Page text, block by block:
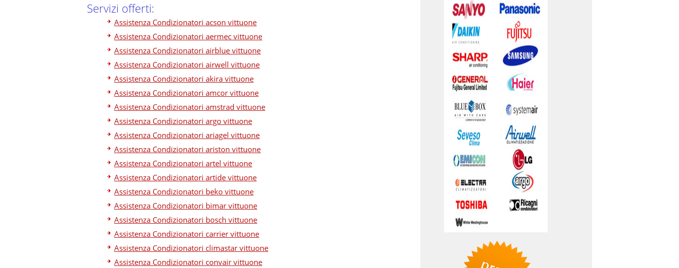
Servizi offerti:
Assistenza Condizionatori acson vittuone
Assistenza Condizionatori aermec vittuone
Assistenza Condizionatori airblue vittuone
Assistenza Condizionatori airwell vittuone
Assistenza Condizionatori akira vittuone
Assistenza Condizionatori amcor vittuone
Assistenza Condizionatori amstrad vittuone
Assistenza Condizionatori argo vittuone
Assistenza Condizionatori ariagel vittuone
Assistenza Condizionatori ariston vittuone
Assistenza Condizionatori artel vittuone
Assistenza Condizionatori artide vittuone
Assistenza Condizionatori beko vittuone
Assistenza Condizionatori bimar vittuone
Assistenza Condizionatori bosch vittuone
Assistenza Condizionatori carrier vittuone
Assistenza Condizionatori climastar vittuone
Assistenza Condizionatori convair vittuone